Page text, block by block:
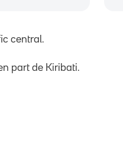
central.
part de Kiribati.